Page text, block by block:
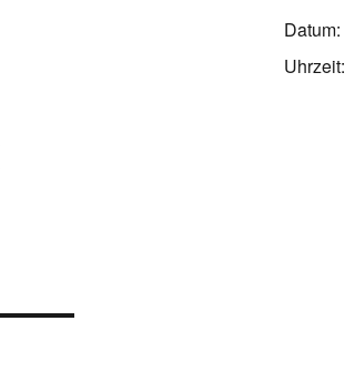
Datum:
Uhrzeit: